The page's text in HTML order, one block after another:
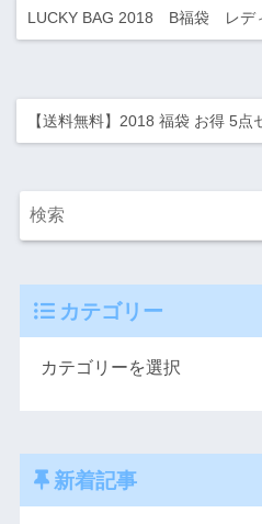
LUCKY BAG 2018 B福袋 レ
【送料無料】2018 福袋 お得 5
カテゴリー
新着記事